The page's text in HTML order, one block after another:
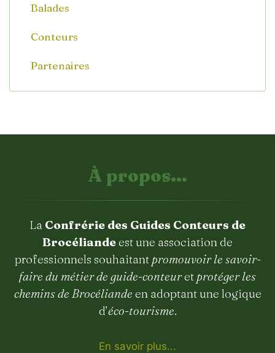
Balades
Conteurs
Partenaires
À propos...
La Confrérie des Guides Conteurs de
Brocéliandeest une association de
professionnels souhaitant promouvoir le savoir-
faire du métier de guide-conteuret protéger les
chemins de Brocéliande en adoptant une logique
d’éco-tourisme.
En savoir plus...